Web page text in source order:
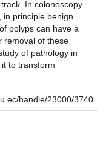
In colonoscopy
in principle benign
polyps can have a
removal of these
of pathology in
to transform
handle/23000/3740